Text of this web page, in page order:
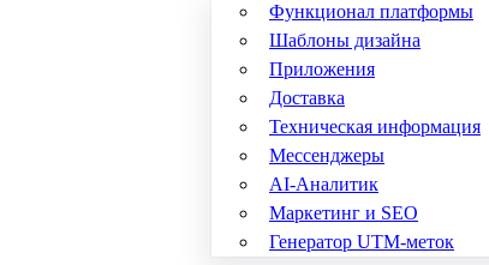
Функционал платформы
Шаблоны дизайна
Приложения
Доставка
Техническая информация
Мессенджеры
AI-Аналитик
Маркетинг и SEO
Генератор UTM-меток